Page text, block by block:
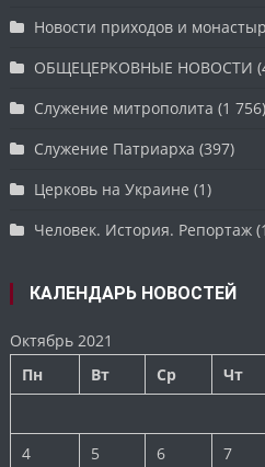
Новости приходов и
ОБЩЕЦЕРКОВНЫЕ НОВОСТИ
Служение митрополита (1 756)
Служение Патриарха (397)
Церковь на Украине (1)
Человек. История. Репортаж
КАЛЕНДАРЬ НОВОСТЕЙ
Октябрь 2021
Пн
Вт Ср Чт
4
5 6 7